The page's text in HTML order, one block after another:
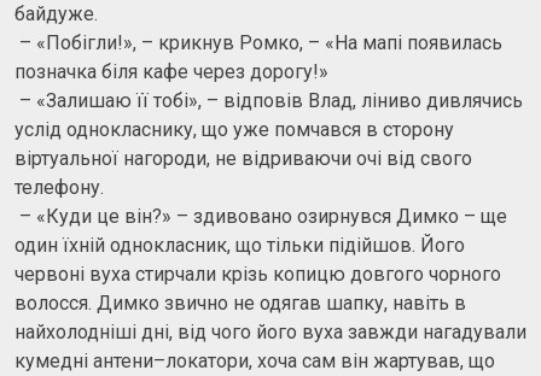
байдуже.
– «Побігли!», – крикнув Ромко, – «На мапі появилась
позначка біля кафе через дорогу!»
– «Залишаю її тобі», – відповів Влад, ліниво дивлячись
услід однокласнику, що уже помчався в сторону
віртуальної нагороди, не відриваючи очі від свого
телефону.
– «Куди це він?» – здивовано озирнувся Димко – ще
один їхній однокласник, що тільки підійшов. Його
червоні вуха стирчали крізь копицю довгого чорного
волосся. Димко звично не одягав шапку, навіть в
найхолодніші дні, від чого його вуха завжди нагадували
кумедні антени–локатори, хоча сам він жартував, що